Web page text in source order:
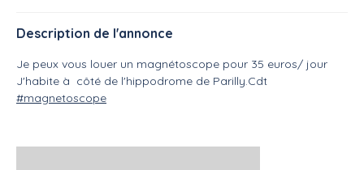
Description de l'annonce
Je peux vous louer un magnétoscope pour 35 euros/ jour
J'habite à côté de l'hippodrome de Parilly.Cdt
#magnetoscope